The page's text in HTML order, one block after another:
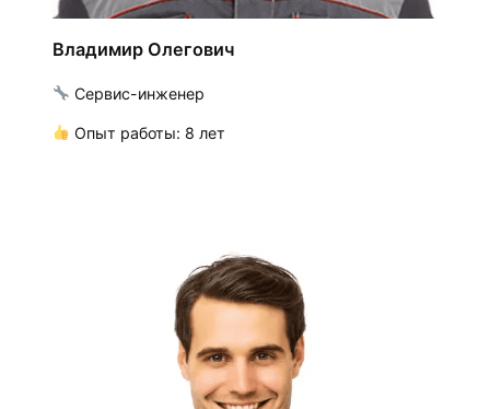
Владимир Олегович
Сервис-инженер
Опыт работы: 8 лет